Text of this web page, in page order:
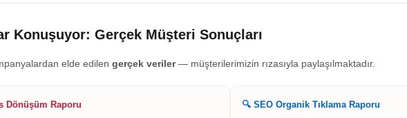
Konuşuyor: Gerçek Müşteri Sonuçları
elde edilen gerçek veriler— müşterilerimizin rızasıyla paylaşılmaktadır.
Dönüşüm Raporu 🔍 SEO Organik Tıklama Raporu